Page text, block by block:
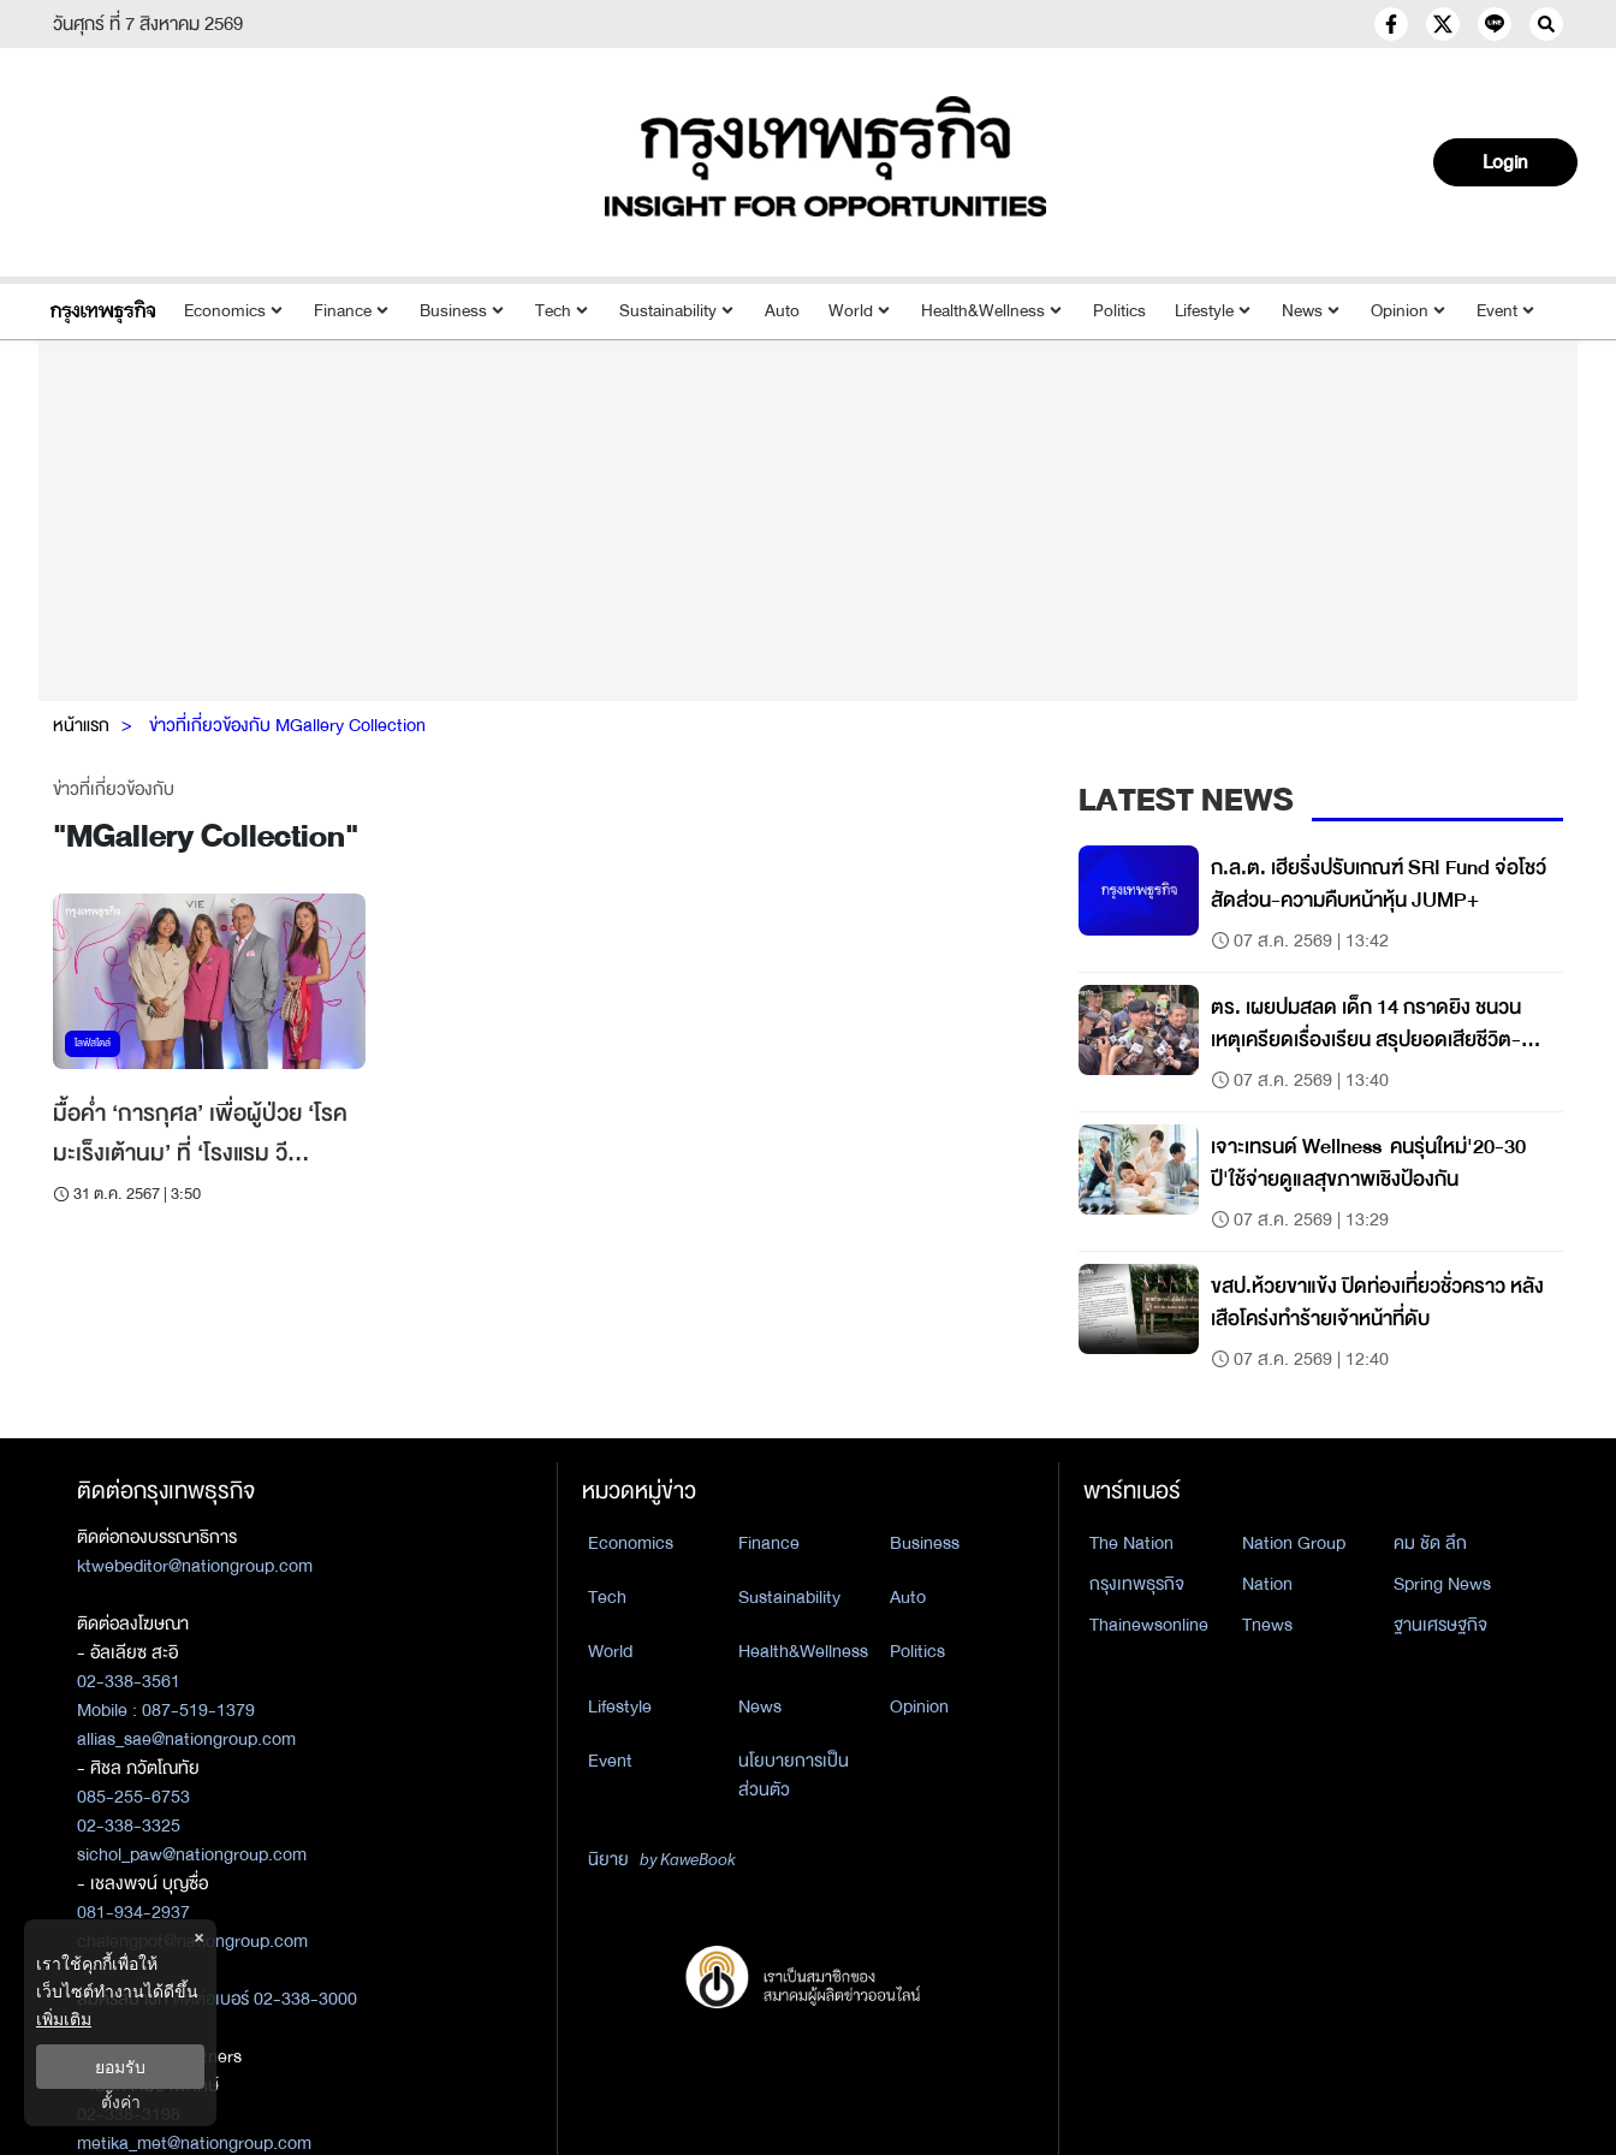
วันศุกร์ ที่ 7 สิงหาคม 2569
Login
Economics Finance Business Tech Sustainability Auto World Health&Wellness Politics Lifestyle News Opinion Event
หน้าแรก ข่าวที่เกี่ยวข้องกับ MGallery Collection
ข่าวที่เกี่ยวข้องกับ
"MGallery Collection"
ไลฟ์สไตล์
มื้อค่ำ ‘การกุศล’ เพื่อผู้ป่วย ‘โรค
มะเร็งเต้านม’ ที่ ‘โรงแรม วี
กรุงเทพฯ’
31 ต.ค. 2567 | 3:50
LATEST NEWS
ก.ล.ต. เฮียริ่งปรับเกณฑ์ SRI Fund จ่อโชว์
สัดส่วน-ความคืบหน้าหุ้น JUMP+
07 ส.ค. 2569 | 13:42
ตร. เผยปมสลด เด็ก 14 กราดยิง ชนวน
เหตุเครียดเรื่องเรียน สรุปยอดเสียชีวิต-
บาดเจ็บ
07 ส.ค. 2569 | 13:40
เจาะเทรนด์ Wellness คนรุ่นใหม่'20-30
ปี'ใช้จ่ายดูแลสุขภาพเชิงป้องกัน
07 ส.ค. 2569 | 13:29
ขสป.ห้วยขาแข้ง ปิดท่องเที่ยวชั่วคราว หลัง
เสือโคร่งทำร้ายเจ้าหน้าที่ดับ
07 ส.ค. 2569 | 12:40
ติดต่อกรุงเทพธุรกิจ
ติดต่อกองบรรณาธิการ
ktwebeditor@nationgroup.com
ติดต่อลงโฆษณา
- อัลเลียซ สะอิ
02-338-3561
Mobile : 087-519-1379
allias_sae@nationgroup.com
- ศิชล ภวัตโณทัย
085-255-6753
02-338-3325
sichol_paw@nationgroup.com
- เชลงพจน์ บุญซื่อ
081-934-2937
chalengpot@nationgroup.com
สมัครสมาชิกติดต่อเบอร์ 02-338-3000
ติดต่อ Media Partners
- เมธิกา เมธาพิทักษ์
02-338-3198
metika_met@nationgroup.com
หมวดหมู่ข่าว
Economics Finance
Business
Tech
Sustainability
Auto
World
Health&Wellness
Politics
Lifestyle
News
Opinion
Event
นโยบายการเป็น
ส่วนตัว
นิยาย by KaweBook
พาร์ทเนอร์
The Nation Nation Group
คม ชัด ลึก
กรุงเทพธุรกิจ
Nation
Spring News
Thainewsonline
Tnews ฐานเศรษฐกิจ
×
เราใช้คุกกี้เพื่อให้
เว็บไซต์ทำงานได้ดีขึ้น
เพิ่มเติม
ยอมรับ
ตั้งค่า